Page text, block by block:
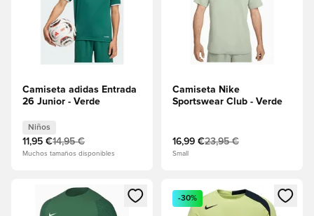
Camiseta adidas Entrada
26 Junior - Verde
Niños
11,95 €14,95 €
Muchos tamaños disponibles
Camiseta Nike
Sportswear Club - Verde
16,99 €23,95 €
Small
Abre un modal para iniciar sesión o registrarse como
Abre un modal para iniciar
-30%